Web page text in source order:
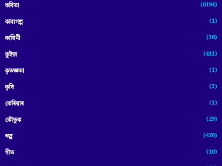
কবিতা (6194)
কাব্যগল্প (1)
কাহিনী (38)
কুইজ (411)
কৃতজ্ঞতা (1)
কৃষি (3)
কেৰিয়াৰ (1)
কৌতুক (29)
গল্প (420)
গীত (10)